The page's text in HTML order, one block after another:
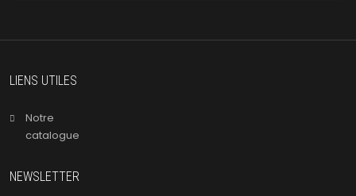
LIENS UTILES
Notre
catalogue
NEWSLETTER